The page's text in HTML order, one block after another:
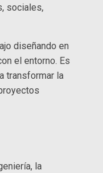
sociales,
diseñando en
el entorno. Es
transformar la
la